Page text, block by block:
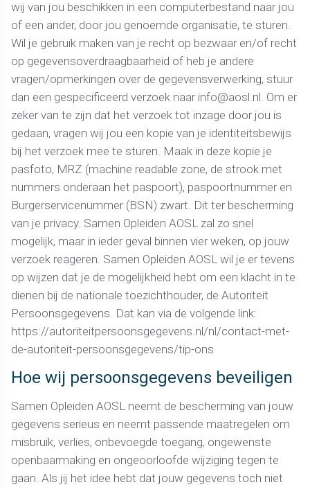
wij van jou beschikken in een computerbestand naar jou
of een ander, door jou genoemde organisatie, te sturen.
Wil je gebruik maken van je recht op bezwaar en/of recht
op gegevensoverdraagbaarheid of heb je andere
vragen/opmerkingen over de gegevensverwerking, stuur
dan een gespecificeerd verzoek naar info@aosl.nl. Om er
zeker van te zijn dat het verzoek tot inzage door jou is
gedaan, vragen wij jou een kopie van je identiteitsbewijs
bij het verzoek mee te sturen. Maak in deze kopie je
pasfoto, MRZ (machine readable zone, de strook met
nummers onderaan het paspoort), paspoortnummer en
Burgerservicenummer (BSN) zwart. Dit ter bescherming
van je privacy. Samen Opleiden AOSL zal zo snel
mogelijk, maar in ieder geval binnen vier weken, op jouw
verzoek reageren. Samen Opleiden AOSL wil je er tevens
op wijzen dat je de mogelijkheid hebt om een klacht in te
dienen bij de nationale toezichthouder, de Autoriteit
Persoonsgegevens. Dat kan via de volgende link:
https://autoriteitpersoonsgegevens.nl/nl/contact-met-
de-autoriteit-persoonsgegevens/tip-ons
Hoe wij persoonsgegevens beveiligen
Samen Opleiden AOSL neemt de bescherming van jouw
gegevens serieus en neemt passende maatregelen om
misbruik, verlies, onbevoegde toegang, ongewenste
openbaarmaking en ongeoorloofde wijziging tegen te
gaan. Als jij het idee hebt dat jouw gegevens toch niet